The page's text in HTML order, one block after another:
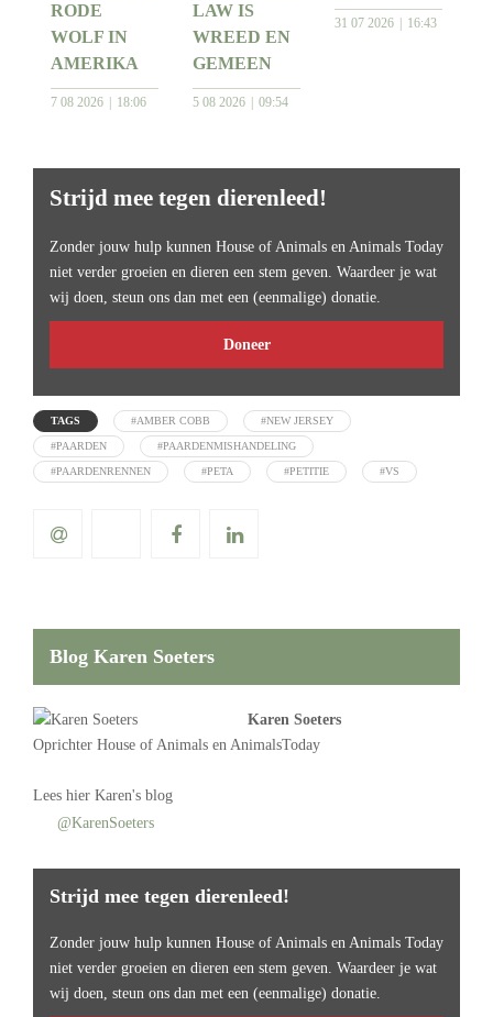
RODE
WOLF IN
AMERIKA
7 08 2026 18:06
LAW IS
WREED EN
GEMEEN
5 08 2026 09:54
31 07 2026 16:43
Strijd mee tegen dierenleed!
Zonder jouw hulp kunnen House of Animals en Animals Today
niet verder groeien en dieren een stem geven. Waardeer je wat
wij doen, steun ons dan met een (eenmalige) donatie.
Doneer
TAGS #AMBER COBB #NEW JERSEY
#PAARDEN #PAARDENMISHANDELING
#PAARDENRENNEN #PETA #PETITIE #VS
Blog Karen Soeters
Karen Soeters
Oprichter House of Animals en AnimalsToday
Lees hier Karen's blog
@KarenSoeters
Strijd mee tegen dierenleed!
Zonder jouw hulp kunnen House of Animals en Animals Today
niet verder groeien en dieren een stem geven. Waardeer je wat
wij doen, steun ons dan met een (eenmalige) donatie.